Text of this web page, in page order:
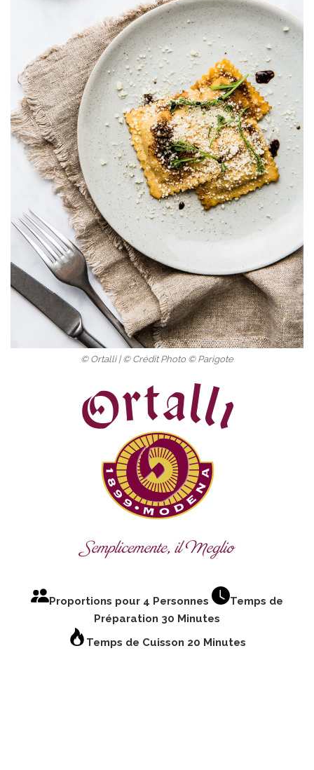
© Ortalli | © Crédit Photo © Parigote
Proportions pour 4 Personnes
Temps de
Préparation 30 Minutes
Temps de Cuisson 20 Minutes